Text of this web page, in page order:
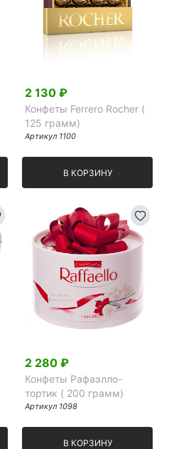
2 130 ₽
Конфеты Ferrero Rocher (
125 грамм)
Артикул 1100
В КОРЗИНУ
2 280 ₽
Конфеты Рафаэлло-
тортик ( 200 грамм)
Артикул 1098
В КОРЗИНУ